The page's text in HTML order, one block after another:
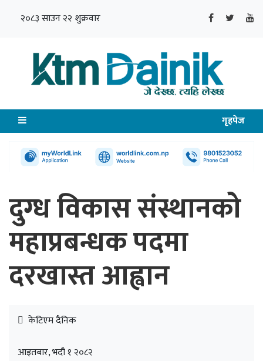
२०८३ साउन २२ शुक्रवार
गृहपेज
दुग्ध विकास संस्थानको
महाप्रबन्धक पदमा
दरखास्त आह्वान
केटिएम दैनिक
आइतबार, भदौ १ २०८२